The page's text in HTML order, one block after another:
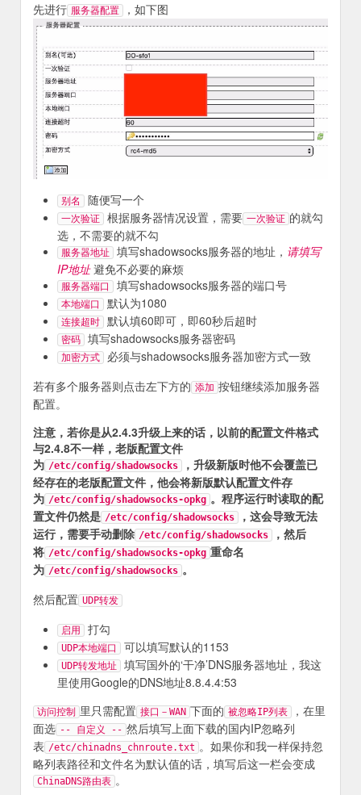
先进行 服务器配置 ，如下图
别名 随便写一个
一次验证 根据服务器情况设置，需要 一次验证 的就勾
选，不需要的就不勾
服务器地址 填写shadowsocks服务器的地址， 请填写
IP地址避免不必要的麻烦
服务器端口 填写shadowsocks服务器的端口号
本地端口 默认为1080
连接超时 默认填60即可，即60秒后超时
密码 填写shadowsocks服务器密码
加密方式
必须与shadowsocks服务器加密方式一致
若有多个服务器则点击左下方的 添加 按钮继续添加服务器
配置。
注意，若你是从2.4.3升级上来的话，以前的配置文件格式
与2.4.8不一样，老版配置文件
为 /etc/config/shadowsocks
，升级新版时他不会覆盖已
经存在的老版配置文件，他会将新版默认配置文件存
为 /etc/config/shadowsocks-opkg 。程序运行时读取的配
置文件仍然是 /etc/config/shadowsocks
，这会导致无法
运行，需要手动删除 /etc/config/shadowsocks
，然后
将 /etc/config/shadowsocks-opkg 重命名
为 /etc/config/shadowsocks 。
然后配置 UDP转发
启用 打勾
UDP本地端口 可以填写默认的1153
UDP转发地址
填写国外的‘干净’DNS服务器地址，我这
里使用Google的DNS地址8.8.4.4:53
访问控制 里只需配置 接口－WAN 下面的 被忽略IP列表
，在里
面选 -- 自定义 -- 然后填写上面下载的国内IP忽略列
表 /etc/chinadns_chnroute.txt 。如果你和我一样保持忽
略列表路径和文件名为默认值的话，填写后这一栏会变成
ChinaDNS路由表 。